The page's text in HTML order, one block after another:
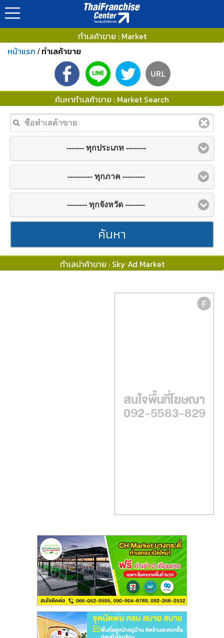
ทำเลค้าขาย : Market
หน้าแรก / ทำเลค้าขาย
ค้นหาทำเลค้าขาย : Market Search
------- ทุกประเภท --------
---------- ทุกภาค ---------
-------- ทุกจังหวัด --------
ค้นหา
ทำเลน่าค้าขาย : Sky Ad Market